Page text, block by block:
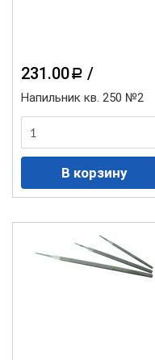
231.00 a /
Напильник кв. 250 №2